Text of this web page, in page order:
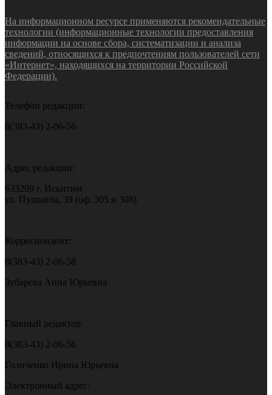
На информационном ресурсе применяются рекомендательные
технологии (информационные технологии предоставления
информации на основе сбора, систематизации и анализа
сведений, относящихся к предпочтениям пользователей сети
«Интернет», находящихся на территории Российской
Федерации).
Телефон редакции:
8(383-43) 2-06-56
Адрес редакции:
633209 г. Искитим
ул. Пушкина, 39 (оф. 305 и 308)
Корреспондент:
8(383-43) 2-06-58
Зубарева Анна Юрьевна
Главный редактор:
8(383-43) 2-06-56
Голиченко Ирина Юрьевна
Электронный адрес: